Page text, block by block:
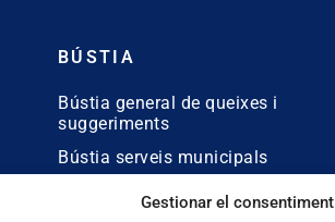
Gestionar el consentiment
BÚSTIA
Bústia general de queixes i
suggeriments
Bústia serveis municipals
Bústia de queixes
lingüístiques